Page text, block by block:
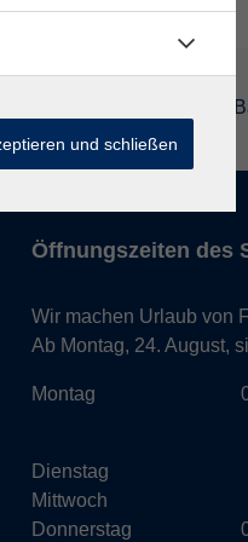
Öffnungszeiten des
Wir machen Urlaub von
Ab Montag, 24. August,
Montag
Dienstag
Mittwoch
Donnerstag
und schließen